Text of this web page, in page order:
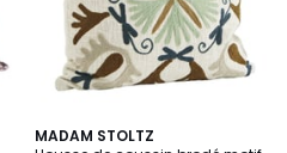
MADAM STOLTZ